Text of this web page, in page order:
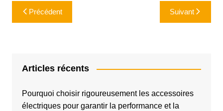
Navigation
de
Précédent Suivant
Articles récents
Pourquoi choisir rigoureusement les accessoires
électriques pour garantir la performance et la